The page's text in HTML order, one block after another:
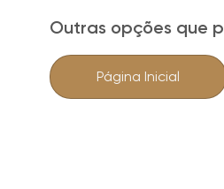
Outras opções que
Página Inicial